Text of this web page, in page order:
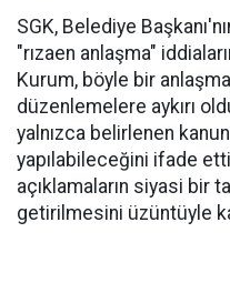
SGK, Belediye
"rızaen anlaşma"
Kurum, böyle bir
düzenlemelere aykırı
yalnızca belirlenen
yapılabileceğini ifade
açıklamaların siyasi bir
getirilmesini üzüntüyle